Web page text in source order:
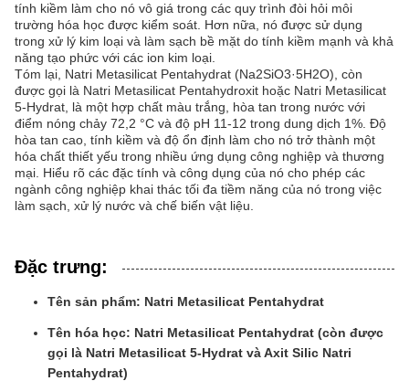
tính kiềm làm cho nó vô giá trong các quy trình đòi hỏi môi
trường hóa học được kiểm soát. Hơn nữa, nó được sử dụng
trong xử lý kim loại và làm sạch bề mặt do tính kiềm mạnh và khả
năng tạo phức với các ion kim loại.
Tóm lại, Natri Metasilicat Pentahydrat (Na2SiO3·5H2O), còn
được gọi là Natri Metasilicat Pentahydroxit hoặc Natri Metasilicat
5-Hydrat, là một hợp chất màu trắng, hòa tan trong nước với
điểm nóng chảy 72,2 °C và độ pH 11-12 trong dung dịch 1%. Độ
hòa tan cao, tính kiềm và độ ổn định làm cho nó trở thành một
hóa chất thiết yếu trong nhiều ứng dụng công nghiệp và thương
mại. Hiểu rõ các đặc tính và công dụng của nó cho phép các
ngành công nghiệp khai thác tối đa tiềm năng của nó trong việc
làm sạch, xử lý nước và chế biến vật liệu.
Đặc trưng:
Tên sản phẩm: Natri Metasilicat Pentahydrat
Tên hóa học: Natri Metasilicat Pentahydrat (còn được
gọi là Natri Metasilicat 5-Hydrat và Axit Silic Natri
Pentahydrat)